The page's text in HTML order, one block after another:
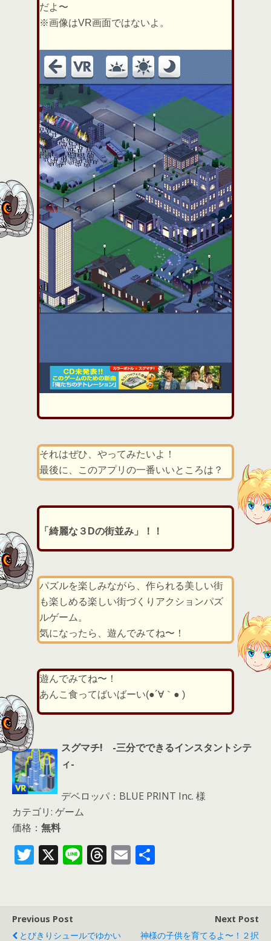
だよ〜
※画像はVR画面ではないよ。
それはぜひ、やってみたいよ！
最後に、このアプリの一番いいところは？
「綺麗な３Dの街並み」！！
パズルを楽しみながら、作られる美しい街
も楽しめる楽しい街づくりアクションパズ
ルゲーム。
気になったら、遊んでみてね〜！
遊んでみてね〜！
あんこ食ってばいばーい(●´∀｀● )
スグマチ! -三分でできるインスタントシテ
ィ-
デベロッパ：BLUE PRINT Inc. 様
カテゴリ: ゲーム
価格： 無料
T
er
X Li T
d
E
Previous Post
とびきりシュールでゆかい
Next Post
神様の子供を育てるよ〜！２択